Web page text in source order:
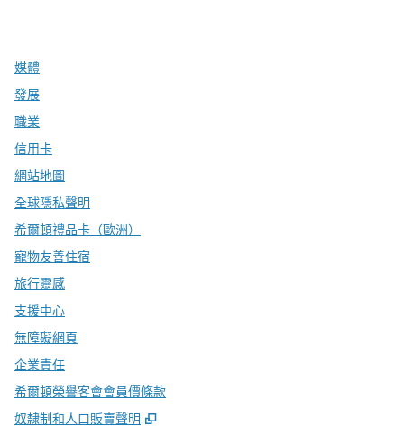
媒體
發展
職業
信用卡
網站地圖
全球隱私聲明
希爾頓禮品卡（歐洲）
寵物友善住宿
旅行靈感
支援中心
無障礙網頁
企業責任
希爾頓榮譽客會會員價條款
奴隸制和人口販賣聲明
,